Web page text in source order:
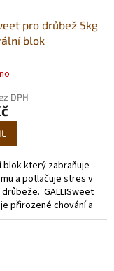
pro drůbež 5kg
blok
DPH
blok který zabraňuje
a potlačuje stres v
GALLISweet
přirozené chování a
nezbytné